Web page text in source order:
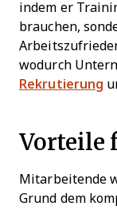
indem er
brauchen,
wodurch
Rekrutierung
Vorteile
Mitarbeitende
Grund dem